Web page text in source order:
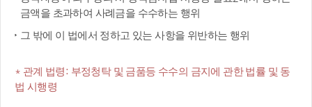
금액을 초과하여 사례금을 수수하는 행위
그 밖에 이 법에서 정하고 있는 사항을 위반하는 행위
* 관계 법령: 부정청탁 및 금품등 수수의 금지에 관한 법률 및 동
법 시행령